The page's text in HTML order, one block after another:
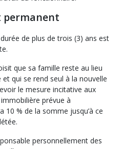
permanent
de plus de trois (3) ans est
que sa famille reste au lieu
qui se rend seul à la nouvelle
le mesure incitative aux
prévue à
10 % de la somme jusqu’à ce
personnellement des